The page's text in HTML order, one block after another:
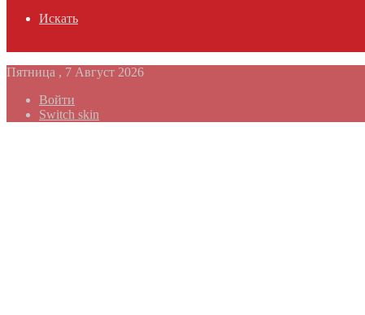
Искать
Пятница , 7 Август 2026
Войти
Switch skin